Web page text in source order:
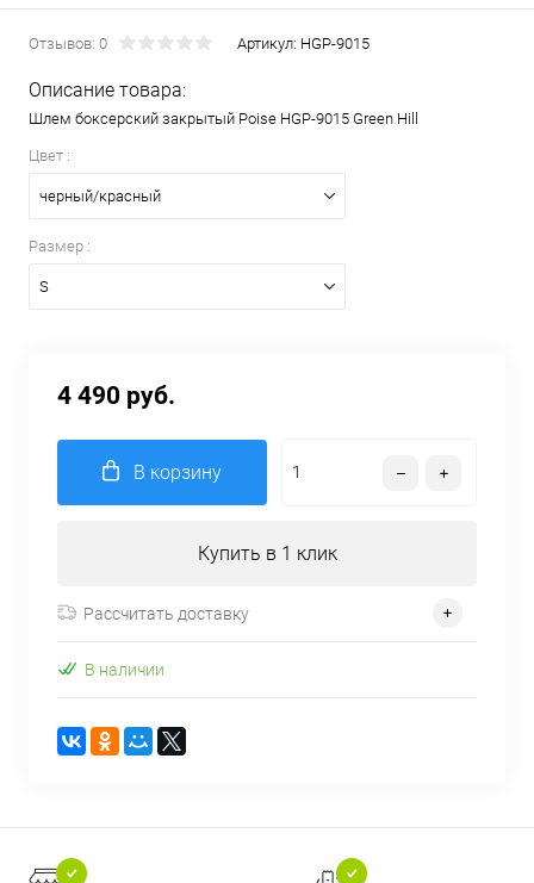
Отзывов: 0 Артикул: HGP-9015
Описание товара:
Шлем боксерский закрытый Poise HGP-9015 Green Hill
Цвет :
черный/красный
Размер :
S
4 490 руб.
В корзину
Купить в 1 клик
Рассчитать доставку
В наличии